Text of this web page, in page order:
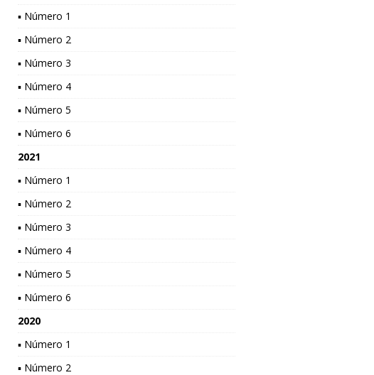
▪ Número 1
▪ Número 2
▪ Número 3
▪ Número 4
▪ Número 5
▪ Número 6
2021
▪ Número 1
▪ Número 2
▪ Número 3
▪ Número 4
▪ Número 5
▪ Número 6
2020
▪ Número 1
▪ Número 2